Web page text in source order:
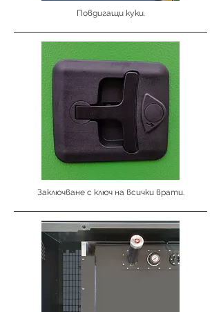
Повдигащи куки.
Заключване с ключ на всички врати.